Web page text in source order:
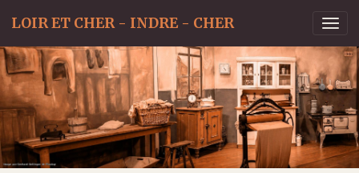
LOIR ET CHER - INDRE - CHER